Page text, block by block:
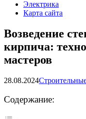
Электрика
Карта сайта
Возведение
кирпича:
мастеров
28.08.2024
Содержание: